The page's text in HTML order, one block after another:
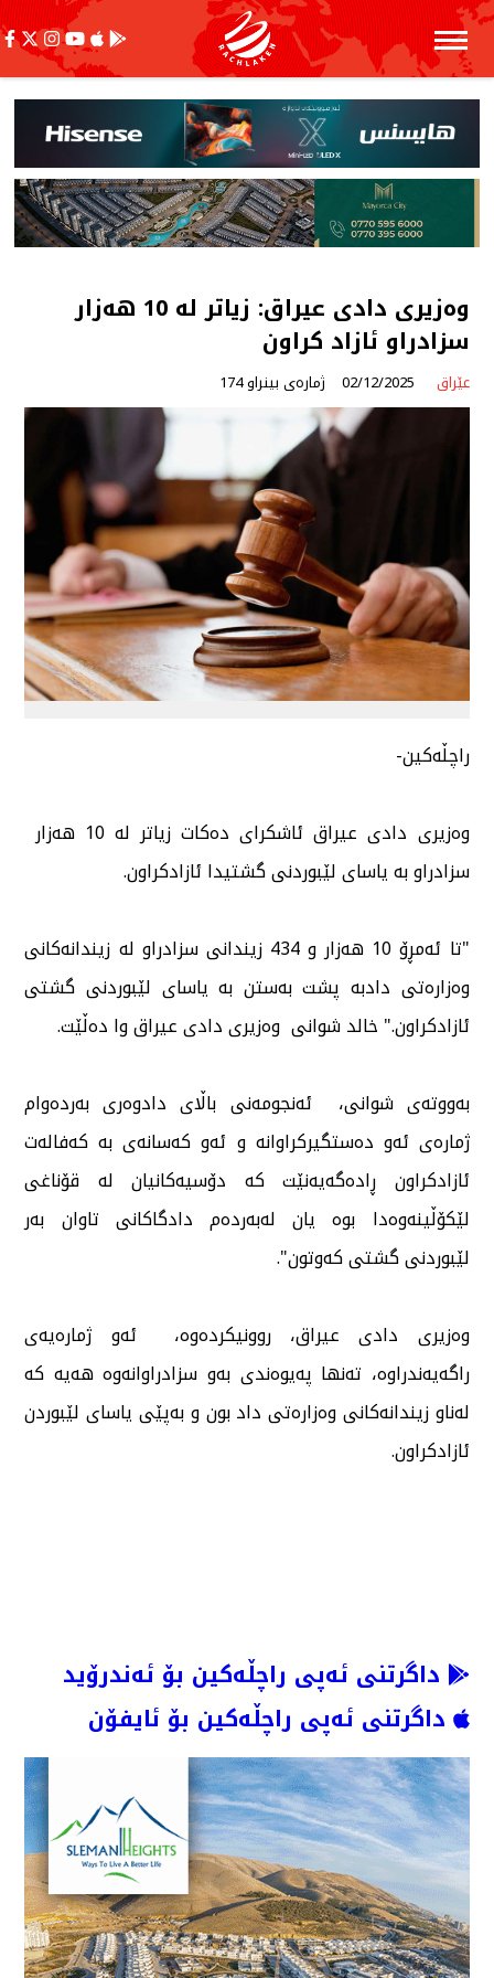
وەزیری دادی عیراق: زیاتر لە 10 هەزار
سزادراو ئازاد كراون
عێراق 02/12/2025 ژمارەی بینراو 174
راچڵەكین-
وەزیری دادی عیراق ئاشكرای دەكات زیاتر لە 10 هەزار
سزادراو بە یاسای لێبوردنی گشتیدا ئازادكراون.
"تا ئەمڕۆ 10 هەزار و 434 زیندانی سزادراو لە زیندانەكانی
وەزارەتی دادبە پشت بەستن بە یاسای لێبوردنی گشتی
ئازادكراون." خالد شوانی وەزیری دادی عیراق وا دەڵێت.
بەووتەی شوانی، ئەنجومەنی باڵای دادوەری بەردەوام
ژمارەی ئەو دەستگیركراوانە و ئەو كەسانەی بە كەفالەت
ئازادكراون ڕادەگەیەنێت كە دۆسیەكانیان لە قۆناغی
لێكۆڵینەوەدا بوە یان لەبەردەم دادگاكانی تاوان بەر
لێبوردنی گشتی كەوتون".
وەزیری دادی عیراق، روونیكردەوە، ئەو ژمارەیەی
راگەیەندراوە، تەنها پەیوەندی بەو سزادراوانەوە هەیە كە
لەناو زیندانەكانی وەزارەتی داد بون و بەپێی یاسای لێبوردن
ئازادكراون.
داگرتنی ئەپی راچڵەکین بۆ ئەندرۆید
داگرتنی ئەپی راچڵەکین بۆ ئایفۆن